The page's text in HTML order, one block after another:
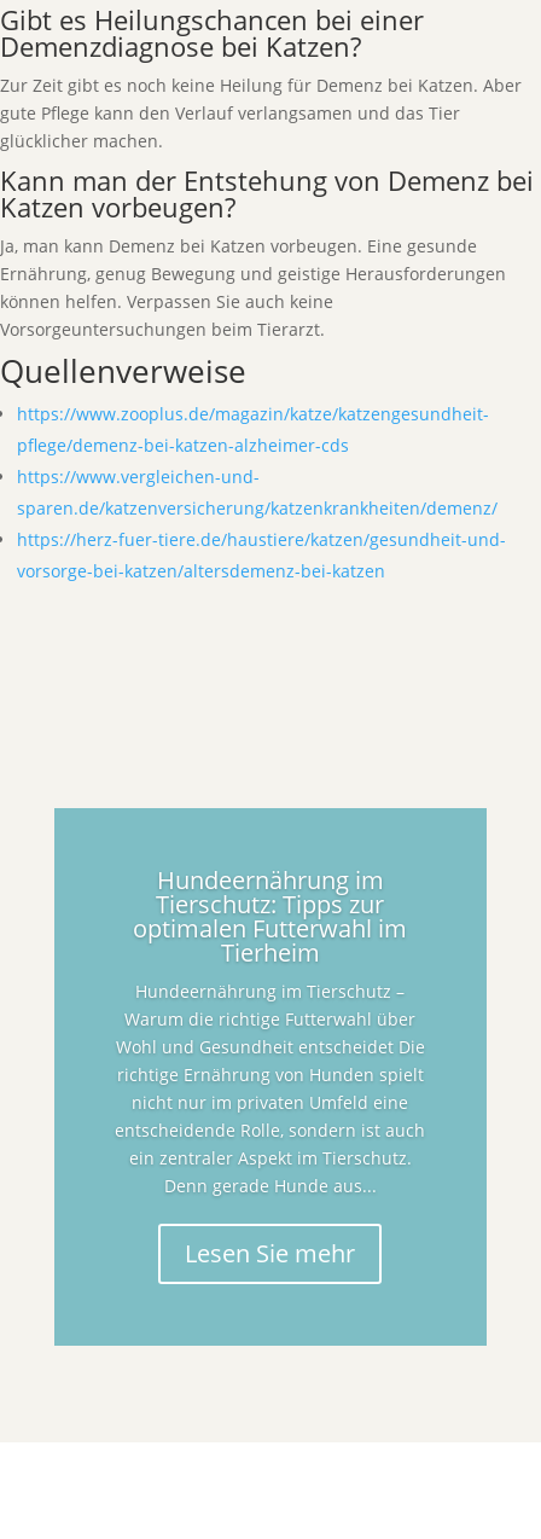
Gibt es Heilungschancen bei einer
Demenzdiagnose bei Katzen?
Zur Zeit gibt es noch keine Heilung für Demenz bei Katzen. Aber
gute Pflege kann den Verlauf verlangsamen und das Tier
glücklicher machen.
Kann man der Entstehung von Demenz bei
Katzen vorbeugen?
Ja, man kann Demenz bei Katzen vorbeugen. Eine gesunde
Ernährung, genug Bewegung und geistige Herausforderungen
können helfen. Verpassen Sie auch keine
Vorsorgeuntersuchungen beim Tierarzt.
Quellenverweise
https://www.zooplus.de/magazin/katze/katzengesundheit-
pflege/demenz-bei-katzen-alzheimer-cds
https://www.vergleichen-und-
sparen.de/katzenversicherung/katzenkrankheiten/demenz/
https://herz-fuer-tiere.de/haustiere/katzen/gesundheit-und-
vorsorge-bei-katzen/altersdemenz-bei-katzen
Hundeernährung im
Tierschutz: Tipps zur
optimalen Futterwahl im
Tierheim
Hundeernährung im Tierschutz –
Warum die richtige Futterwahl über
Wohl und Gesundheit entscheidet Die
richtige Ernährung von Hunden spielt
nicht nur im privaten Umfeld eine
entscheidende Rolle, sondern ist auch
ein zentraler Aspekt im Tierschutz.
Denn gerade Hunde aus...
Lesen Sie mehr